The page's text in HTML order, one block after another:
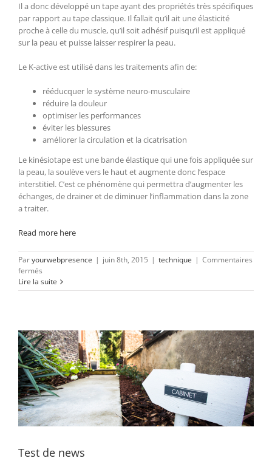
Il a donc développé un tape ayant des propriétés très spécifiques
par rapport au tape classique. Il fallait qu’il ait une élasticité
proche à celle du muscle, qu’il soit adhésif puisqu’il est appliqué
sur la peau et puisse laisser respirer la peau.
Le K-active est utilisé dans les traitements afin de:
rééducquer le système neuro-musculaire
réduire la douleur
optimiser les performances
éviter les blessures
améliorer la circulation et la cicatrisation
Le kinésiotape est une bande élastique qui une fois appliquée sur
la peau, la soulève vers le haut et augmente donc l’espace
interstitiel. C’est ce phénomène qui permettra d’augmenter les
échanges, de drainer et de diminuer l’inflammation dans la zone
a traiter.
Read more here
Paryourwebpresence | juin 8th, 2015 | technique | Commentaires
fermés
Kinésiotape
(
Lire la suite
Test de news